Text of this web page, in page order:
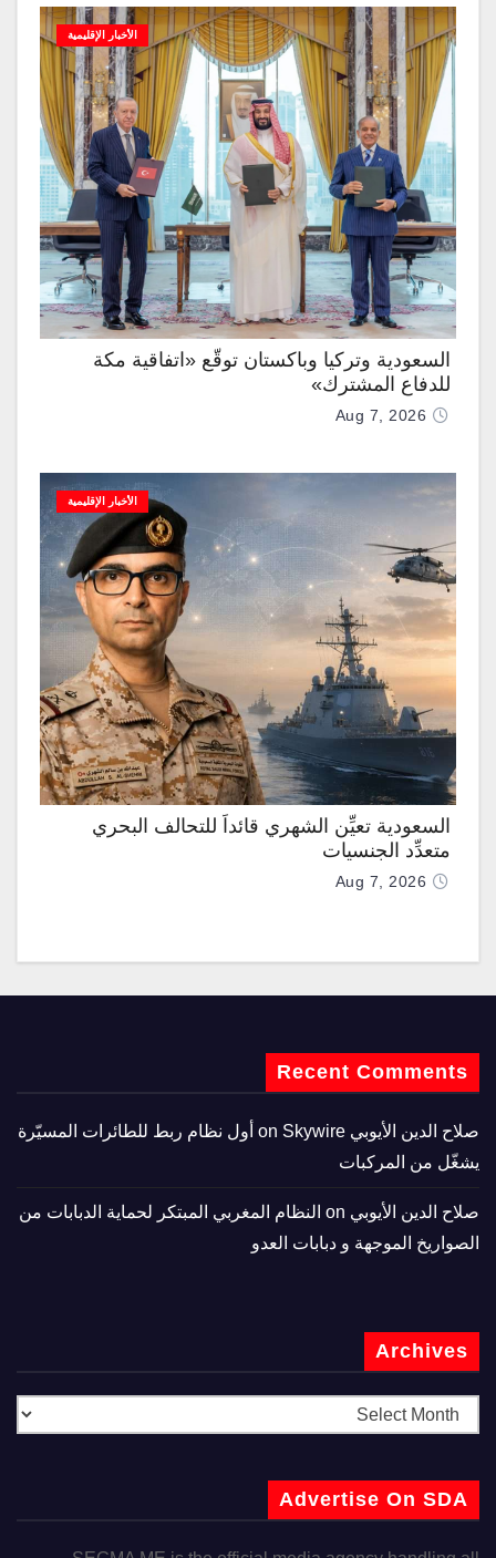
الأخبار الإقليمية
السعودية وتركيا وباكستان توقّع «اتفاقية مكة
للدفاع المشترك»
Aug 7, 2026
الأخبار الإقليمية
السعودية تعيِّن الشهري قائداً للتحالف البحري
متعدِّد الجنسيات
Aug 7, 2026
Recent Comments
صلاح الدين الأيوبي
Skywire أول نظام ربط للطائرات المسيّرة
يشغّل من المركبات
صلاح الدين الأيوبي
النظام المغربي المبتكر لحماية الدبابات من
الصواريخ الموجهة و دبابات العدو
Archives
Advertise On SDA